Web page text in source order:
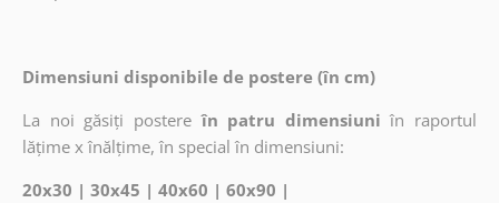
Dimensiuni disponibile de postere (în cm)
La noi găsiți postere în patru dimensiuni în raportul
lățime x înălțime, în special în dimensiuni:
20x30 | 30x45 | 40x60 | 60x90 |